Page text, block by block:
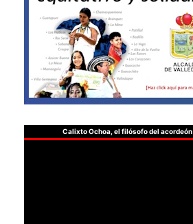
Calixto Ochoa, el filósofo del acordeón